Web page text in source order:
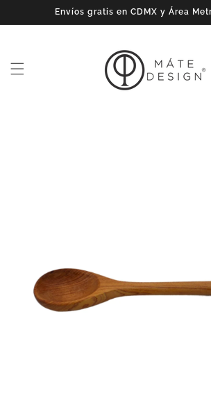
directamente
al contenido
Envíos gratis en CDMX y Área